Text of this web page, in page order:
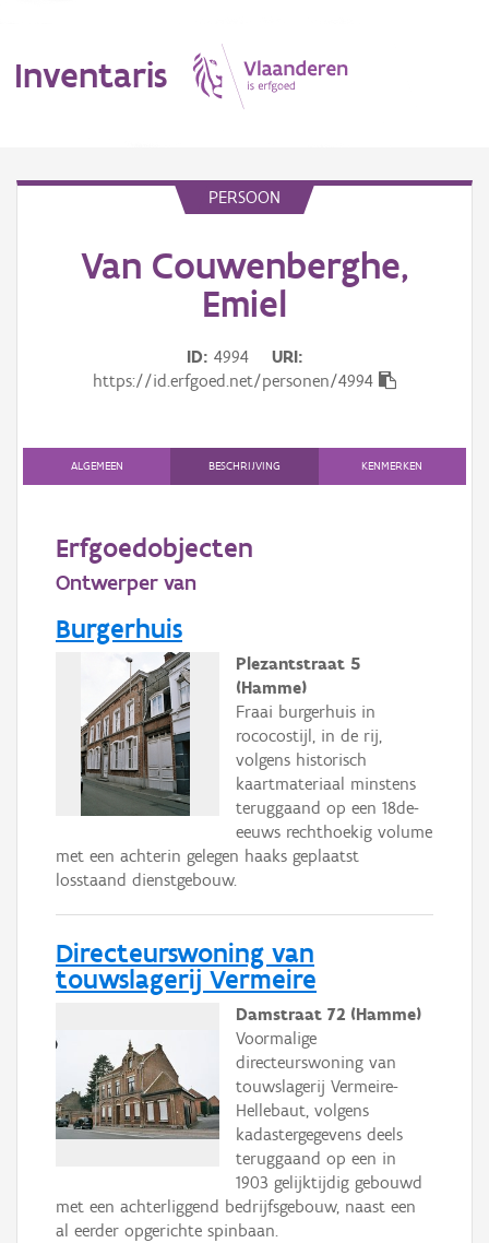
Inventaris
Erfgoedobject
Downloads
Hergebruik
Aanmelden
PERSOON
Van Couwenberghe,
Emiel
ID 4994
URI
https://id.erfgoed.net/personen/4994
ALGEMEEN BESCHRIJVING KENMERKEN
Erfgoedobjecten
Ontwerper van
Burgerhuis
Plezantstraat 5
(Hamme)
Fraai burgerhuis in
rococostijl, in de rij,
volgens historisch
kaartmateriaal minstens
teruggaand op een 18de-
eeuws rechthoekig volume
met een achterin gelegen haaks geplaatst
losstaand dienstgebouw.
Directeurswoning van
touwslagerij Vermeire
Damstraat 72 (Hamme)
Voormalige
directeurswoning van
touwslagerij Vermeire-
Hellebaut, volgens
kadastergegevens deels
teruggaand op een in
1903 gelijktijdig gebouwd
met een achterliggend bedrijfsgebouw, naast een
al eerder opgerichte spinbaan.